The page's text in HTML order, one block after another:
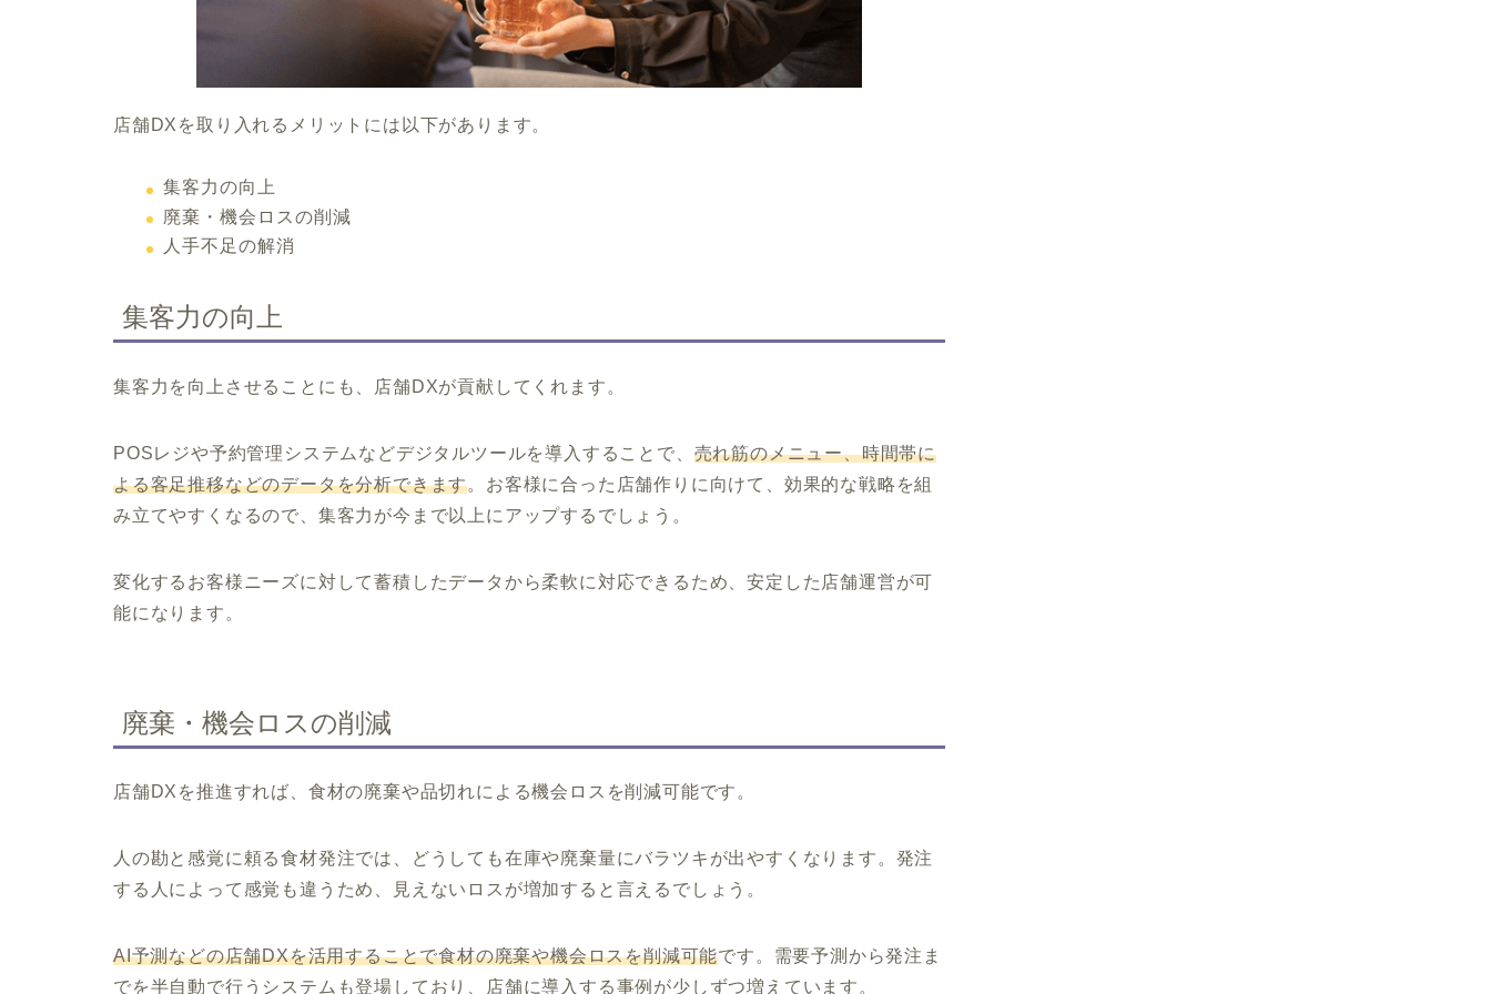
店舗DXを取り入れるメリットには以下があります。
集客力の向上
廃棄・機会ロスの削減
人手不足の解消
集客力の向上
集客力を向上させることにも、店舗DXが貢献してくれます。
POSレジや予約管理システムなどデジタルツールを導入することで、 売れ筋のメニュー、時間帯に
よる客足推移などのデータを分析できます。お客様に合った店舗作りに向けて、効果的な戦略を組
み立てやすくなるので、集客力が今まで以上にアップするでしょう。
変化するお客様ニーズに対して蓄積したデータから柔軟に対応できるため、安定した店舗運営が可
能になります。
廃棄・機会ロスの削減
店舗DXを推進すれば、食材の廃棄や品切れによる機会ロスを削減可能です。
人の勘と感覚に頼る食材発注では、どうしても在庫や廃棄量にバラツキが出やすくなります。発注
する人によって感覚も違うため、見えないロスが増加すると言えるでしょう。
AI予測などの店舗DXを活用することで食材の廃棄や機会ロスを削減可能です。需要予測から発注ま
でを半自動で行うシステムも登場しており、店舗に導入する事例が少しずつ増えています。